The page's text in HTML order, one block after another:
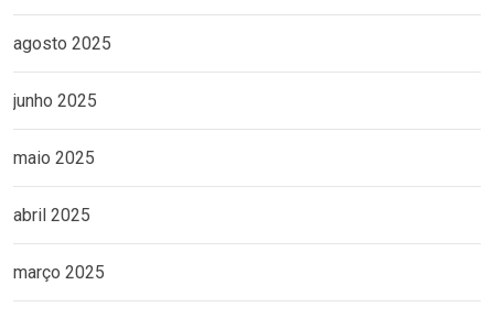
agosto 2025
junho 2025
maio 2025
abril 2025
março 2025